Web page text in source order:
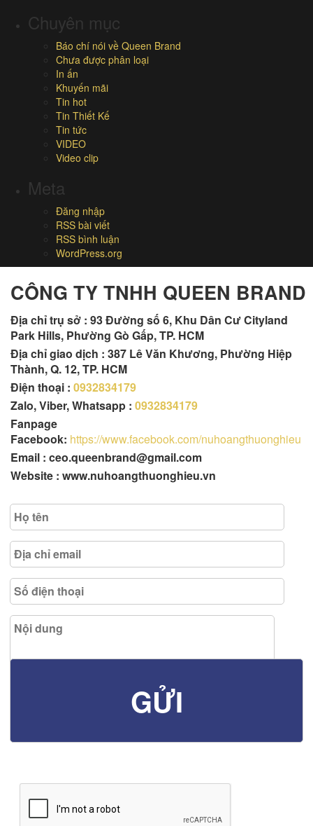
Chuyên mục
Báo chí nói về Queen Brand
Chưa được phân loại
In ấn
Khuyến mãi
Tin hot
Tin Thiết Kế
Tin tức
VIDEO
Video clip
Meta
Đăng nhập
RSS bài viết
RSS bình luận
WordPress.org
CÔNG TY TNHH QUEEN BRAND
Địa chỉ trụ sở : 93 Đường số 6, Khu Dân Cư Cityland
Park Hills, Phường Gò Gấp, TP. HCM
Địa chỉ giao dịch : 387 Lê Văn Khương, Phường Hiệp
Thành, Q. 12, TP. HCM
Điện thoại : 0932834179
Zalo, Viber, Whatsapp : 0932834179
Fanpage
Facebook: https://www.facebook.com/nuhoangthuonghieu
Email : ceo.queenbrand@gmail.com
Website : www.nuhoangthuonghieu.vn